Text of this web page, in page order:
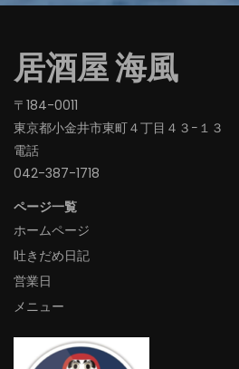
居酒屋 海風
〒184-0011
東京都小金井市東町４丁目４３−１３
電話
042-387-1718‬
ページ一覧
ホームページ
吐きだめ日記
営業日
メニュー